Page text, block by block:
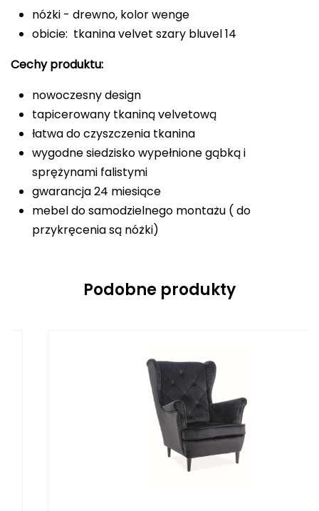
nóżki - drewno, kolor wenge
obicie: tkanina velvet szary bluvel 14
Cechy produktu:
nowoczesny design
tapicerowany tkaniną velvetową
łatwa do czyszczenia tkanina
wygodne siedzisko wypełnione gąbką i
sprężynami falistymi
gwarancja 24 miesiące
mebel do samodzielnego montażu ( do
przykręcenia są nóżki)
Podobne produkty